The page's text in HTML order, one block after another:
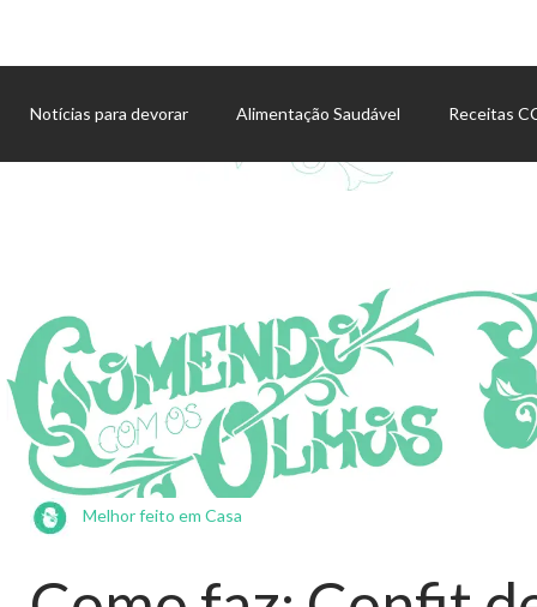
Notícias para devorar Alimentação Saudável Receitas
Melhor feito em Casa